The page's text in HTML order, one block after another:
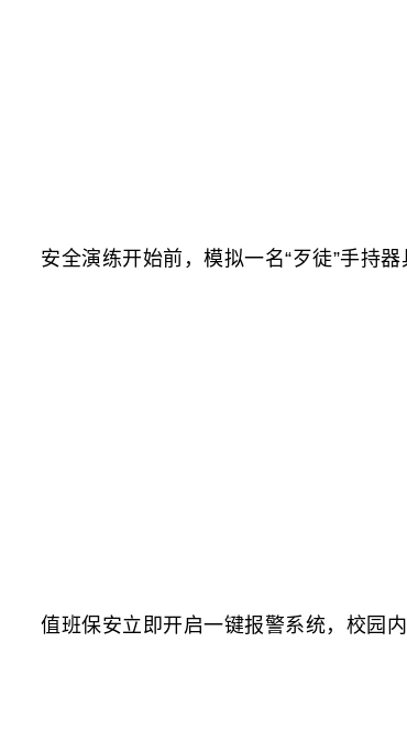
安全演练开始前，模拟一名“歹徒”手持器
值班保安立即开启一键报警系统，校园内